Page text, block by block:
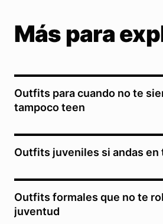
Más para
Outfits para cuando no te
tampoco teen
Outfits juveniles si andas en
Outfits formales que no te
juventud